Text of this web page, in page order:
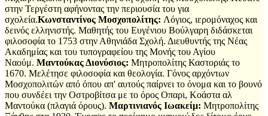
στην Τεργέστη αφήνοντας την περιουσία του για
σχολεία.Κωνσταντίνος Μοσχοπολίτης: Λόγιος, ιερομόναχος και
δεινός ελληνιστής. Μαθητής του Ευγένιου Βούλγαρη διδάσκεται
φιλοσοφία το 1753 στην Αθηνιάδα Σχολή. Διευθυντής της Νέας
Ακαδημίας και του τυπογραφείου της Μονής του Αγίου
Ναούμ. Μαντούκας Διονύσιος: Μητροπολίτης Καστοριάς το
1670. Μελέτησε φιλοσοφία και θεολογία. Γόνος αρχόντων
Μοσχοπολιτών από όπου απ' αυτούς παίρνει το όνομα και το βουνό
που συνδέει την Οστροβίτσα με το όρος Οπαρι, Κοάστα αλ
Μαντούκα (πλαγιά όρους). Μαρτινιανός Ιωακείμ: Μητροπολίτης